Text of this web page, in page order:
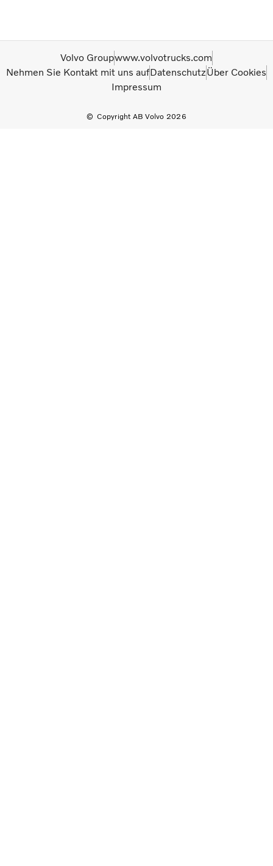
Copyright AB Volvo 2026
Volvo Groupwww.volvotrucks.com
Nehmen Sie Kontakt mit uns aufDatenschutzÜber Cookies
Impressum